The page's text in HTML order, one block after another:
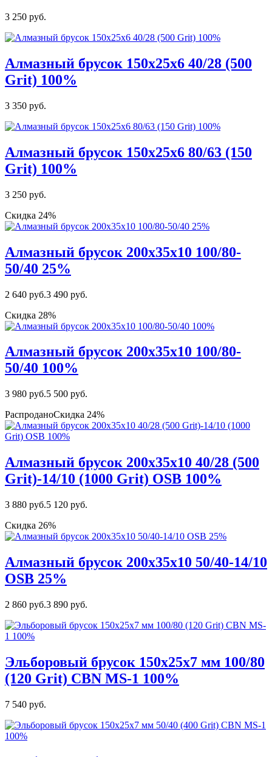
3 250 руб.
Алмазный брусок 150х25х6 40/28 (500
Grit) 100%
3 350 руб.
Алмазный брусок 150х25х6 80/63 (150
Grit) 100%
3 250 руб.
Скидка 24%
Алмазный брусок 200х35х10 100/80-
50/40 25%
2 640 руб.3 490 руб.
Скидка 28%
Алмазный брусок 200х35х10 100/80-
50/40 100%
3 980 руб.5 500 руб.
РаспроданоСкидка 24%
Алмазный брусок 200х35х10 40/28 (500
Grit)-14/10 (1000 Grit) OSB 100%
3 880 руб.5 120 руб.
Скидка 26%
Алмазный брусок 200х35х10 50/40-14/10
OSB 25%
2 860 руб.3 890 руб.
Эльборовый брусок 150х25х7 мм 100/80
(120 Grit) CBN MS-1 100%
7 540 руб.